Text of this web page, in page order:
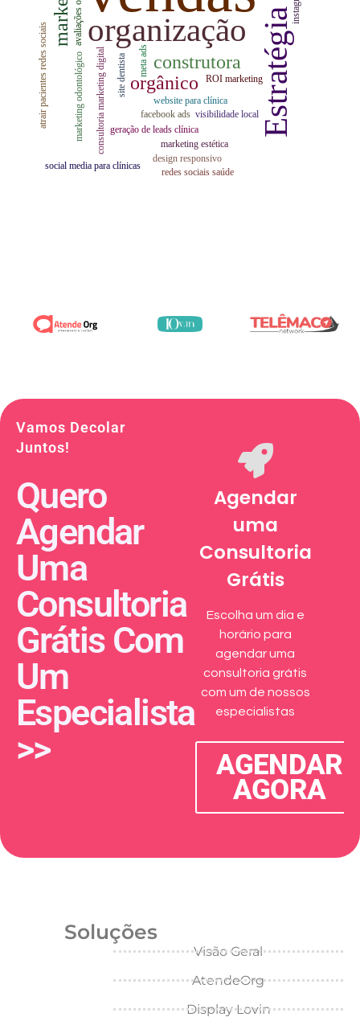
Vamos Decolar
Juntos!
Quero
Agendar
Uma
Consultoria
Grátis Com
Um
Especialista
>>
Agendar
uma
Consultoria
Grátis
Escolha um dia e
horário para
agendar uma
consultoria grátis
com um de nossos
especialistas
AGENDAR
AGORA
Soluções
Visão Geral
AtendeOrg
Display Lovin